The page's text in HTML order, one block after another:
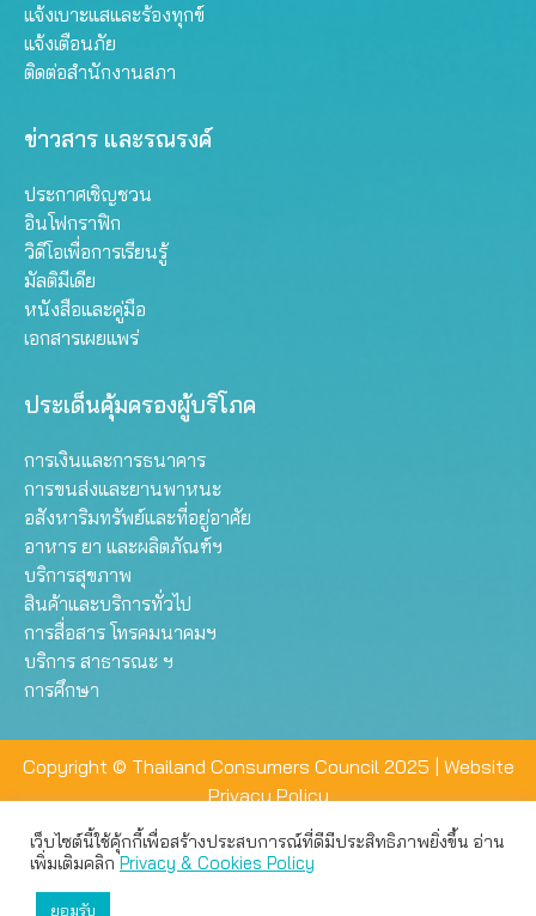
แจ้งเบาะแสและร้องทุกข์
แจ้งเตือนภัย
ติดต่อสำนักงานสภา
ข่าวสาร และรณรงค์
ประกาศเชิญชวน
อินโฟกราฟิก
วิดีโอเพื่อการเรียนรู้
มัลติมีเดีย
หนังสือและคู่มือ
เอกสารเผยแพร่
ประเด็นคุ้มครองผู้บริโภค
การเงินและการธนาคาร
การขนส่งและยานพาหนะ
อสังหาริมทรัพย์และที่อยู่อาศัย
อาหาร ยา และผลิตภัณฑ์ฯ
บริการสุขภาพ
สินค้าและบริการทั่วไป
การสื่อสาร โทรคมนาคมฯ
บริการ สาธารณะ ฯ
การศึกษา
Copyright © Thailand Consumers Council 2025 | Website
Privacy Policy
เว็บไซต์นี้ใช้คุ้กกี้เพื่อสร้างประสบการณ์ที่ดีมีประสิทธิภาพยิ่งขึ้น อ่าน
เพิ่มเติมคลิกPrivacy & Cookies Policy
ยอมรับ
เว็บไซต์นี้ใช้คุกกี้เพื่อมอบประสบการณ์การใช้งานที่ดีให้แก่ท่าน คุณ
สามารถเลือกตั้งค่าความเป็นส่วนตัวได้